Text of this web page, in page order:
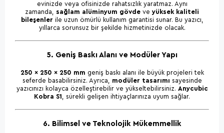
evinizde veya ofisinizde rahatsızlık yaratmaz. Aynı
zamanda, sağlam alüminyum gövde ve yüksek kaliteli
bileşenler ile uzun ömürlü kullanım garantisi sunar. Bu yazıcı,
yıllarca sorunsuz bir şekilde hizmetinizde olacak.
5. Geniş Baskı Alanı ve Modüler Yapı
250 x 250 x 250 mm geniş baskı alanı ile büyük projeleri tek
seferde basabilirsiniz. Ayrıca,
modüler tasarımı sayesinde
yazıcınızı kolayca özelleştirebilir ve yükseltebilirsiniz. Anycubic
Kobra S1 , sürekli gelişen ihtiyaçlarınıza uyum sağlar.
6. Bilimsel ve Teknolojik Mükemmellik